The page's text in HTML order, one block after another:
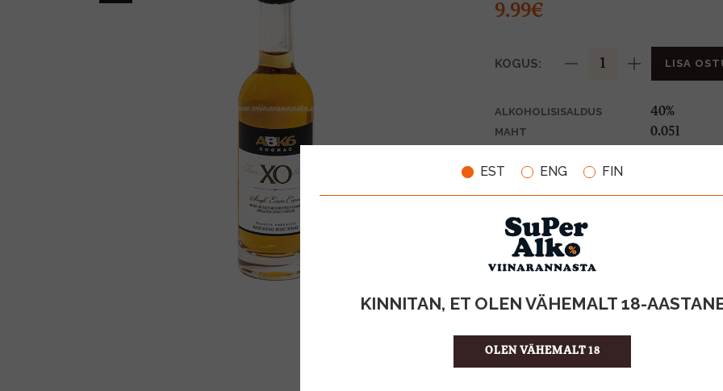
EST ENG FIN
KINNITAN, ET OLEN VÄHEMALT 18-
OLEN VÄHEMALT 18
9.99€
KOGUS: LISA
ALKOHOLISISALDUS 40%
MAHT 0.05l
TOOTE LIIK
ÜHIKU HIND
KOGUS KASTIS